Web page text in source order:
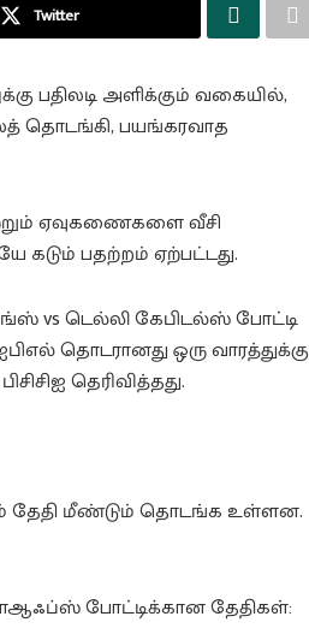
Twitter
பதிலடி அளிக்கும் வகையில்,
தொடங்கி, பயங்கரவாத
ஏவுகணைகளை வீசி
கடும் பதற்றம் ஏற்பட்டது.
vs டெல்லி கேபிடல்ஸ் போட்டி
தொடரானது ஒரு வாரத்துக்கு
தெரிவித்தது.
ம் தேதி மீண்டும் தொடங்க உள்ளன.
போட்டிக்கான தேதிகள்: